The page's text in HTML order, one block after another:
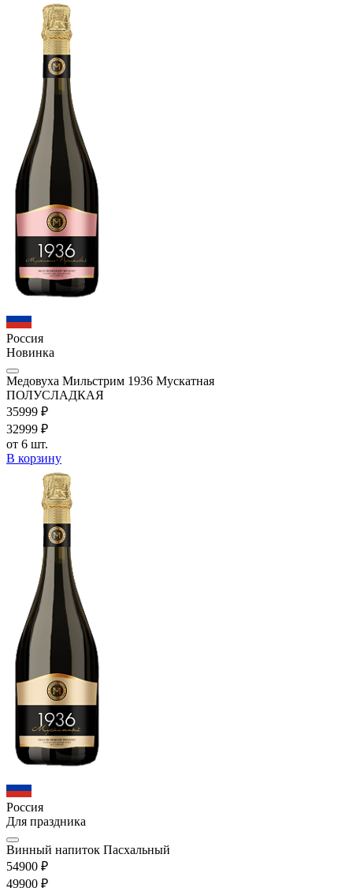
Россия
Новинка
Медовуха Мильстрим 1936 Мускатная
ПОЛУСЛАДКАЯ
35999 ₽
32999 ₽
от 6 шт.
В корзину
Россия
Для праздника
Винный напиток Пасхальный
54900 ₽
49900 ₽